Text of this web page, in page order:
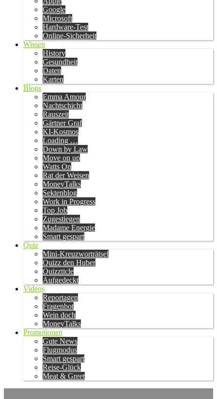
Google
Microsoft
Hardware-Test
Online-Sicherheit
Wissen
History
Gesundheit
Daten
Karten
Blogs
Emma Amour
Nachtschicht
Rauszeit
Gärtner Graf
KI-Kosmos
Loading …
Down by Law
Move on up
Watts On
Rat der Weisen
MoneyTalks
Sektenblog
Work in Progress
Top Job
Zugestiegen
Madame Energie
Smart gespart
Quiz
Mini-Kreuzworträtsel
Quizz den Huber
Quizzticle
Aufgedeckt
Videos
Reportagen
Fragenbot
Wein doch
MoneyTalks
Promotionen
Gute News
Flugmodus
Smart gespart
Reise-Glück
Meat & Greet